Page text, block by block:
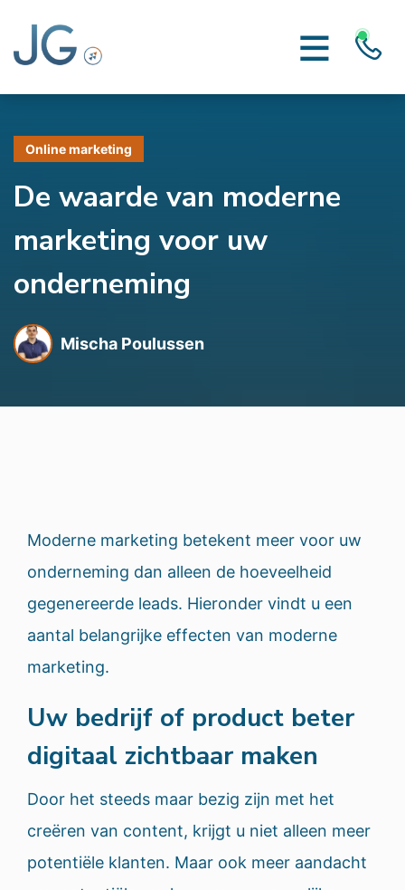
Online marketing
De waarde van moderne
marketing voor uw
onderneming
Mischa Poulussen
Moderne marketing betekent meer voor uw
onderneming dan alleen de hoeveelheid
gegenereerde leads. Hieronder vindt u een
aantal belangrijke effecten van moderne
marketing.
Uw bedrijf of product beter
digitaal zichtbaar maken
Door het steeds maar bezig zijn met het
creëren van content, krijgt u niet alleen meer
potentiële klanten. Maar ook meer aandacht